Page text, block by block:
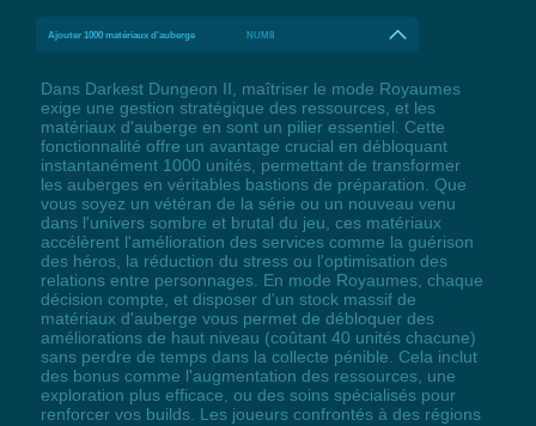
Ajouter 1000 matériaux d'auberge NUM8
Dans Darkest Dungeon II, maîtriser le mode Royaumes
exige une gestion stratégique des ressources, et les
matériaux d'auberge en sont un pilier essentiel. Cette
fonctionnalité offre un avantage crucial en débloquant
instantanément 1000 unités, permettant de transformer
les auberges en véritables bastions de préparation. Que
vous soyez un vétéran de la série ou un nouveau venu
dans l'univers sombre et brutal du jeu, ces matériaux
accélèrent l'amélioration des services comme la guérison
des héros, la réduction du stress ou l'optimisation des
relations entre personnages. En mode Royaumes, chaque
décision compte, et disposer d'un stock massif de
matériaux d'auberge vous permet de débloquer des
améliorations de haut niveau (coûtant 40 unités chacune)
sans perdre de temps dans la collecte pénible. Cela inclut
des bonus comme l'augmentation des ressources, une
exploration plus efficace, ou des soins spécialisés pour
renforcer vos builds. Les joueurs confrontés à des régions